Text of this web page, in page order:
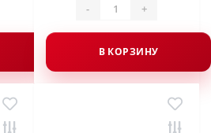
- +
В КОРЗИНУ